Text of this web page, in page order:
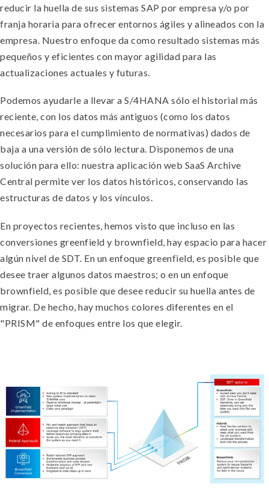
reducir la huella de sus sistemas SAP por empresa y/o por
franja horaria para ofrecer entornos ágiles y alineados con la
empresa. Nuestro enfoque da como resultado sistemas más
pequeños y eficientes con mayor agilidad para las
actualizaciones actuales y futuras.
Podemos ayudarle a llevar a S/4HANA sólo el historial más
reciente, con los datos más antiguos (como los datos
necesarios para el cumplimiento de normativas) dados de
baja a una versión de sólo lectura. Disponemos de una
solución para ello: nuestra aplicación web SaaS Archive
Central permite ver los datos históricos, conservando las
estructuras de datos y los vínculos.
En proyectos recientes, hemos visto que incluso en las
conversiones greenfield y brownfield, hay espacio para hacer
algún nivel de SDT. En un enfoque greenfield, es posible que
desee traer algunos datos maestros; o en un enfoque
brownfield, es posible que desee reducir su huella antes de
migrar. De hecho, hay muchos colores diferentes en el
"PRISM" de enfoques entre los que elegir.